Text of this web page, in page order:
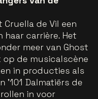
de Vil een
carrière. Het
meer van Ghost
op de musicalscène
in producties als
'101 Dalmatiërs de
in voor